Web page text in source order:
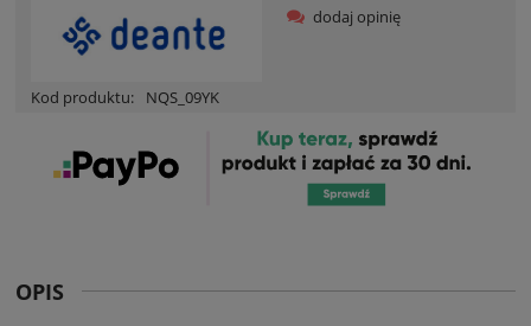
Kod produktu: NQS_09YK
dodaj opinię
OPIS